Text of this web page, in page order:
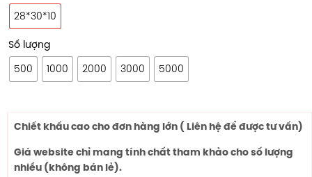
28*30*10
Số lượng
500
1000 2000 3000 5000
Chiết khấu cao cho đơn hàng lớn ( Liên hệ để được tư vấn)
Giá website chỉ mang tính chất tham khảo cho số lượng
nhiều (không bán lẻ).